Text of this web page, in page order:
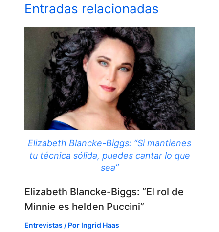
Entradas relacionadas
Elizabeth Blancke-Biggs: “Si mantienes
tu técnica sólida, puedes cantar lo que
sea”
Elizabeth Blancke-Biggs: “El rol de
Minnie es helden Puccini”
Entrevistas / Por Ingrid Haas